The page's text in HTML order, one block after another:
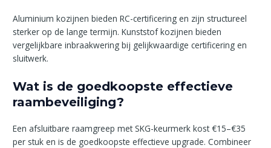
Aluminium kozijnen bieden RC-certificering en zijn structureel
sterker op de lange termijn. Kunststof kozijnen bieden
vergelijkbare inbraakwering bij gelijkwaardige certificering en
sluitwerk.
Wat is de goedkoopste effectieve
raambeveiliging?
Een afsluitbare raamgreep met SKG-keurmerk kost €15–€35
per stuk en is de goedkoopste effectieve upgrade. Combineer